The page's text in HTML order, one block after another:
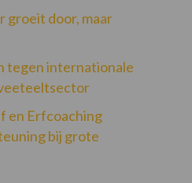
groeit door, maar
tegen internationale
en Erfcoaching
bij grote